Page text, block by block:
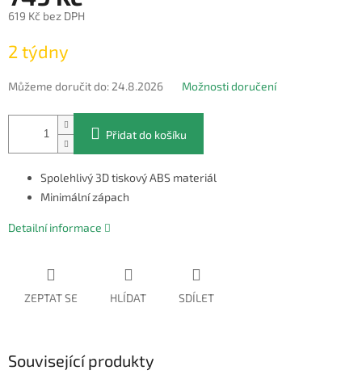
619 Kč bez DPH
cena:
2 týdny
Můžeme doručit do:24.8.2026 Možnosti doručení
Přidat do košíku
Spolehlivý 3D tiskový ABS materiál
Minimální zápach
Detailní informace
ZEPTAT SE HLÍDAT SDÍLET
Související produkty